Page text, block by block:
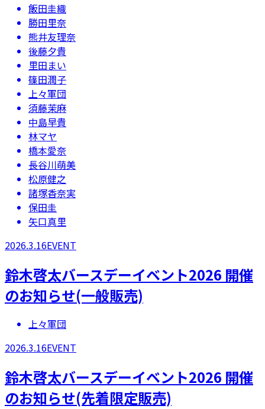
飯田圭織
勝田里奈
熊井友理奈
後藤夕貴
里田まい
篠田潤子
上々軍団
須藤茉麻
中島早貴
林マヤ
橋本愛奈
長谷川萌美
松原健之
諸塚香奈実
保田圭
矢口真里
2026.3.16EVENT
鈴木啓太バースデーイベント2026 開催
のお知らせ(一般販売)
上々軍団
2026.3.16EVENT
鈴木啓太バースデーイベント2026 開催
のお知らせ(先着限定販売)